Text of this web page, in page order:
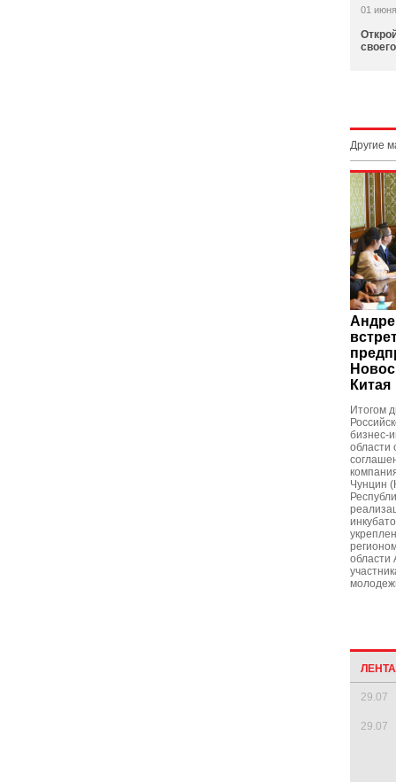
01
Другие
Китая
Итогом
бизнес-
области
Чунцин
области
29.07
29.07